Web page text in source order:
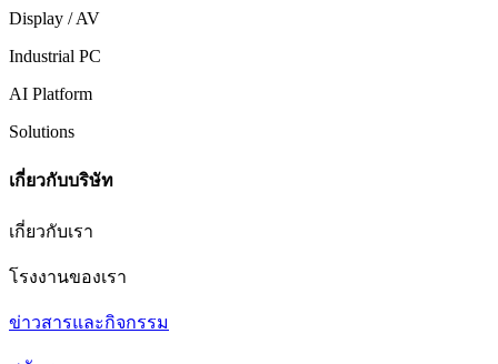
Display / AV
Industrial PC
AI Platform
Solutions
เกี่ยวกับบริษัท
เกี่ยวกับเรา
โรงงานของเรา
ข่าวสารและกิจกรรม